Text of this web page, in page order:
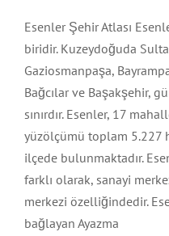
Esenler Şehir Atlası
biridir. Kuzeydoğuda
Gaziosmanpaşa,
Bağcılar ve Başakşehir,
sınırdır. Esenler, 17
yüzölçümü toplam 5.227
ilçede bulunmaktadır.
farklı olarak, sanayi
merkezi özelliğindedir.
bağlayan Ayazma